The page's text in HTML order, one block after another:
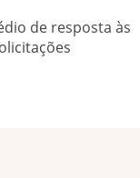
de resposta às